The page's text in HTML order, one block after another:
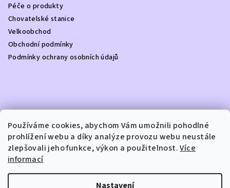
Používáme cookies, abychom Vám umožnili pohodlné
prohlížení webu a díky analýze provozu webu neustále
zlepšovali jeho funkce, výkon a použitelnost.Více
informací
Nastavení
p
Péče o produkty
Chovatelské stanice
Velkoobchod
Obchodní podmínky
Podmínky ochrany osobních údajů
Kontakt
info @dottydoggie.cz
+420739459984